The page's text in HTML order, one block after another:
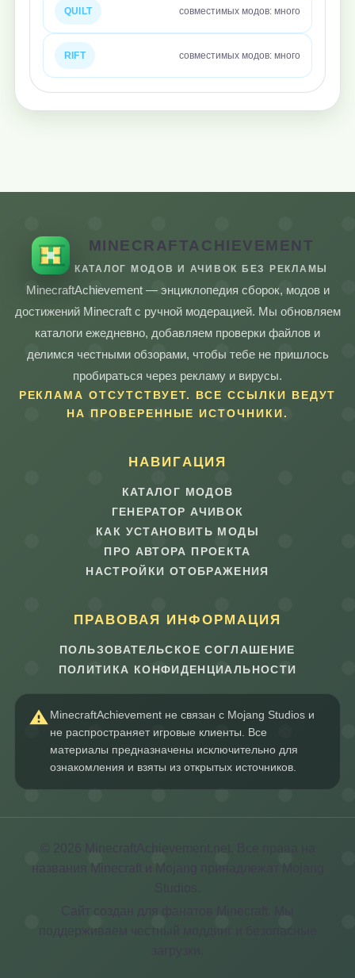
QUILT совместимых модов: много
RIFT совместимых модов: много
MINECRAFTACHIEVEMENT
КАТАЛОГ МОДОВ И АЧИВОК БЕЗ РЕКЛАМЫ
MinecraftAchievement — энциклопедия сборок, модов и
достижений Minecraft с ручной модерацией. Мы обновляем
каталоги ежедневно, добавляем проверки файлов и
делимся честными обзорами, чтобы тебе не пришлось
пробираться через рекламу и вирусы.
РЕКЛАМА ОТСУТСТВУЕТ. ВСЕ ССЫЛКИ ВЕДУТ
НА ПРОВЕРЕННЫЕ ИСТОЧНИКИ.
НАВИГАЦИЯ
КАТАЛОГ МОДОВ
ГЕНЕРАТОР АЧИВОК
КАК УСТАНОВИТЬ МОДЫ
ПРО АВТОРА ПРОЕКТА
НАСТРОЙКИ ОТОБРАЖЕНИЯ
ПРАВОВАЯ ИНФОРМАЦИЯ
ПОЛЬЗОВАТЕЛЬСКОЕ СОГЛАШЕНИЕ
ПОЛИТИКА КОНФИДЕНЦИАЛЬНОСТИ
MinecraftAchievement не связан с Mojang Studios и
не распространяет игровые клиенты. Все
материалы предназначены исключительно для
ознакомления и взяты из открытых источников.
© 2026 MinecraftAchievement.net. Все права на
названия Minecraft и Mojang принадлежат Mojang
Сайт создан для фанатов Minecraft. Мы
поддерживаем честный моддинг и безопасные